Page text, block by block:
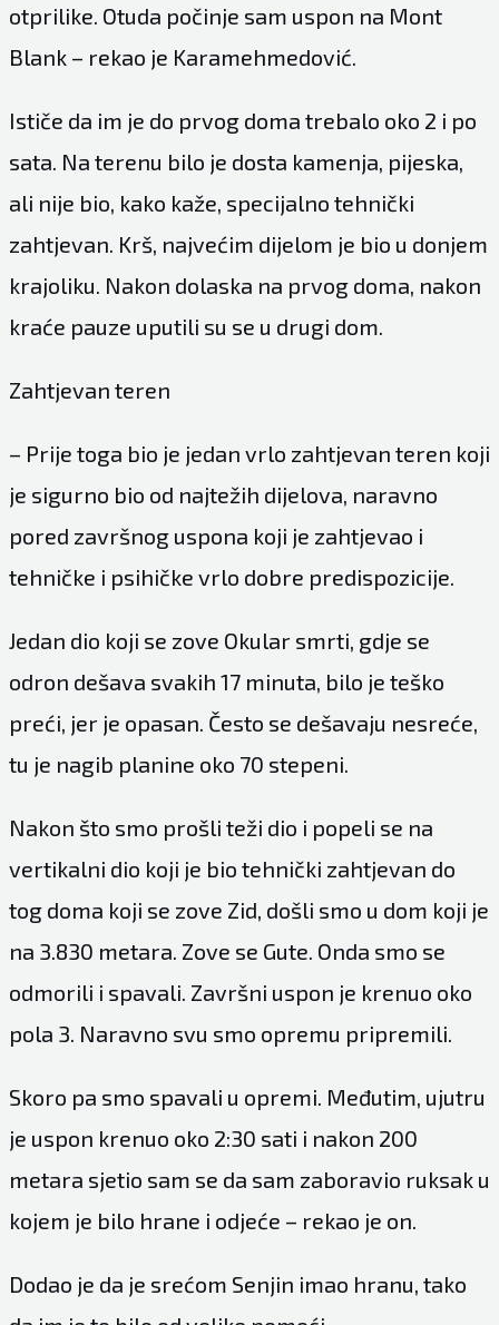
otprilike. Otuda počinje sam uspon na Mont
Blank – rekao je Karamehmedović.
Ističe da im je do prvog doma trebalo oko 2 i po
sata. Na terenu bilo je dosta kamenja, pijeska,
ali nije bio, kako kaže, specijalno tehnički
zahtjevan. Krš, najvećim dijelom je bio u donjem
krajoliku. Nakon dolaska na prvog doma, nakon
kraće pauze uputili su se u drugi dom.
Zahtjevan teren
– Prije toga bio je jedan vrlo zahtjevan teren koji
je sigurno bio od najtežih dijelova, naravno
pored završnog uspona koji je zahtjevao i
tehničke i psihičke vrlo dobre predispozicije.
Jedan dio koji se zove Okular smrti, gdje se
odron dešava svakih 17 minuta, bilo je teško
preći, jer je opasan. Često se dešavaju nesreće,
tu je nagib planine oko 70 stepeni.
Nakon što smo prošli teži dio i popeli se na
vertikalni dio koji je bio tehnički zahtjevan do
tog doma koji se zove Zid, došli smo u dom koji je
na 3.830 metara. Zove se Gute. Onda smo se
odmorili i spavali. Završni uspon je krenuo oko
pola 3. Naravno svu smo opremu pripremili.
Skoro pa smo spavali u opremi. Međutim, ujutru
je uspon krenuo oko 2:30 sati i nakon 200
metara sjetio sam se da sam zaboravio ruksak u
kojem je bilo hrane i odjeće – rekao je on.
Dodao je da je srećom Senjin imao hranu, tako